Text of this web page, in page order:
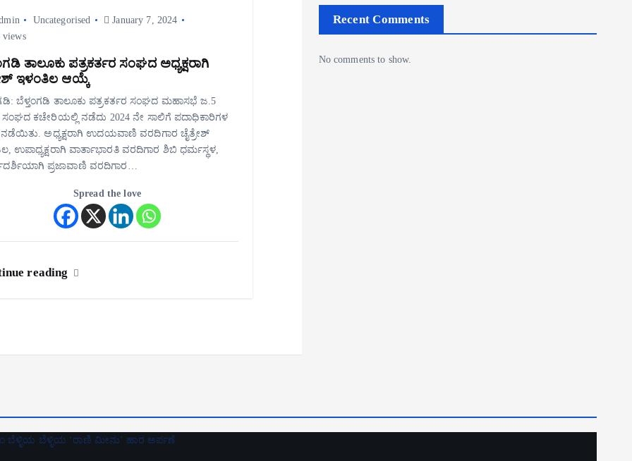
Uncategorised
January 7, 2024
views
ತಾಲೂಕು ಪತ್ರಕರ್ತರ ಸಂಘದ ಅಧ್ಯಕ್ಷರಾಗಿ
ಇಳಂತಿಲ ಆಯ್ಕೆ
ಬೆಳ್ತಂಗಡಿ ತಾಲೂಕು ಪತ್ರಕರ್ತರ ಸಂಘದ ಮಹಾಸಭೆ ಜ.5
ಸಂಘದ ಕಚೇರಿಯಲ್ಲಿ ನಡೆದು 2024 ನೇ ಸಾಲಿಗೆ ಪದಾಧಿಕಾರಿಗಳ
ಅಧ್ಯಕ್ಷರಾಗಿ ಉದಯವಾಣಿ ವರದಿಗಾರ ಚೈತ್ರೇಶ್
ಉಪಾಧ್ಯಕ್ಷರಾಗಿ ವಾರ್ತಾಭಾರತಿ ವರದಿಗಾರ ಶಿಬಿ ಧರ್ಮಸ್ಥಳ,
ಪ್ರಜಾವಾಣಿ ವರದಿಗಾರ…
Spread the love
reading
Recent Comments
No comments to show.